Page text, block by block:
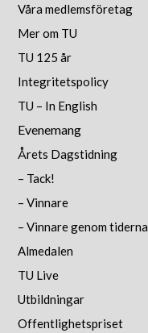
Våra medlemsföretag
Mer om TU
TU 125 år
Integritetspolicy
TU – In English
Evenemang
Årets Dagstidning
– Tack!
– Vinnare
– Vinnare genom tiderna
Almedalen
TU Live
Utbildningar
Offentlighetspriset